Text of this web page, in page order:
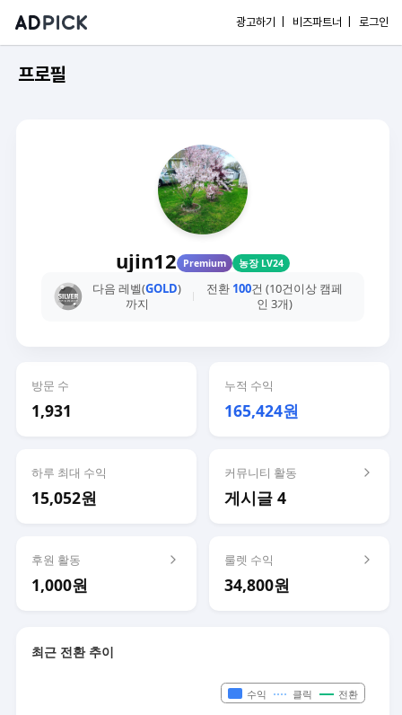
광고하기 | 비즈파트너 | 로그인
프로필
ujin12 Premium 농장 LV24
다음 레벨(GOLD)
까지
전환 100건 (10건이상 캠페
인 3개)
방문 수
1,931
누적 수익
165,424원
하루 최대 수익
15,052원
커뮤니티 활동
게시글 4
후원 활동
1,000원
룰렛 수익
34,800원
최근 전환 추이